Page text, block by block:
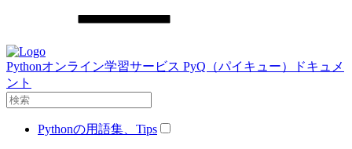
Pythonオンライン学習サービス PyQ（パイキュー）ドキュメ
ント
Pythonの用語集、Tips